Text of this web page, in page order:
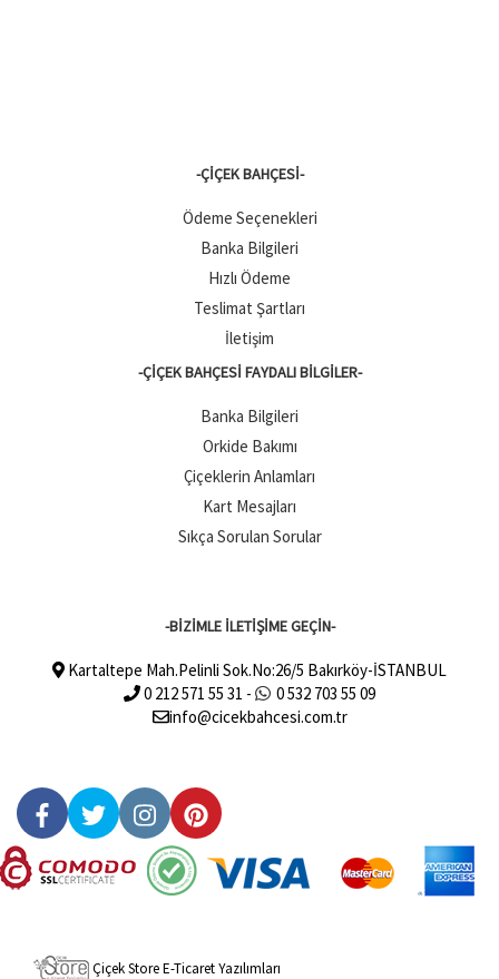
-ÇIÇEK BAHÇESI-
Ödeme Seçenekleri
Banka Bilgileri
Hızlı Ödeme
Teslimat Şartları
İletişim
-ÇIÇEK BAHÇESI FAYDALI BILGILER-
Banka Bilgileri
Orkide Bakımı
Çiçeklerin Anlamları
Kart Mesajları
Sıkça Sorulan Sorular
-BİZİMLE İLETİŞİME GEÇİN-
Kartaltepe Mah.Pelinli Sok.No:26/5 Bakırköy-İSTANBUL
0 212 571 55 31 -
0 532 703 55 09
info@cicekbahcesi.com.tr
Çiçek Store E-Ticaret Yazılımları